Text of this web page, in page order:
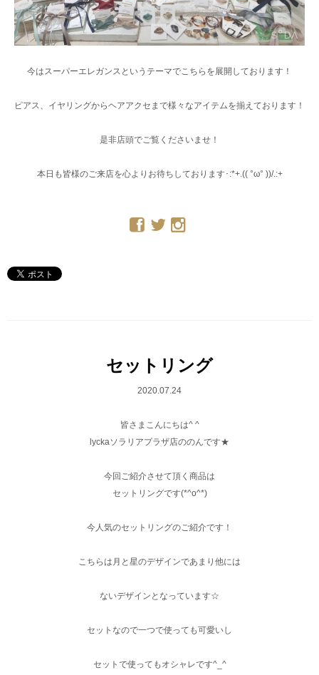
今はスーパーエレガンスというテーマでこちらを展開しております！
ピアス、イヤリングからヘアアクセまで様々なアイテムを揃えております！
是非店頭でご覧くださいませ！
本日も皆様のご来店を心よりお待ちしております･:*+.(( °ω° ))/.:+
セットリング
2020.07.24
皆さまこんにちは^ ^
lyckaソラリアプラザ店ののんです★
今回ご紹介させて頂く商品は
セットリングです(*^o^*)
今人気のセットリングのご紹介です！
こちらは月と星のデザインであまり他には
ないデザインとなっています☆
セットなので一つで使っても可愛いし
セットで使ってもオシャレです^_^